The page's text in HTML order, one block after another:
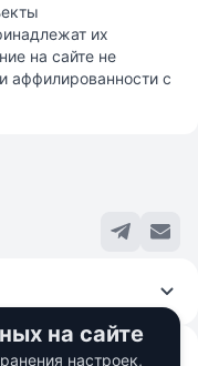
их
на сайте не
аффилированности с
на сайте
настроек,